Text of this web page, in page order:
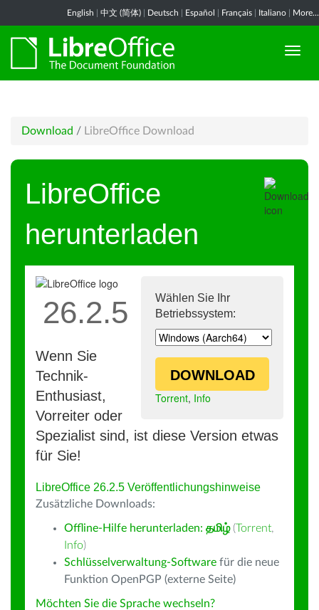
English 中文 (简体) Deutsch Español Français Italiano More...
Download / LibreOffice Download
LibreOffice
herunterladen
Wählen Sie Ihr
Betriebssystem:
DOWNLOAD
Torrent, Info
26.2.5
Wenn Sie
Technik-
Enthusiast,
Vorreiter oder
Spezialist sind, ist diese Version etwas
für Sie!
LibreOffice 26.2.5 Veröffentlichungshinweise
Zusätzliche Downloads:
Offline-Hilfe herunterladen: தமிழ் (Torrent,
Info)
Schlüsselverwaltung-Software für die neue
Funktion OpenPGP (externe Seite)
Möchten Sie die Sprache wechseln?